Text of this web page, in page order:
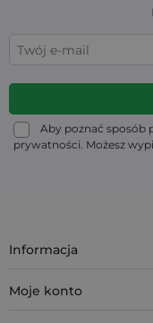
Aby poznać sposób
prywatności. Możesz
Informacja
Moje konto